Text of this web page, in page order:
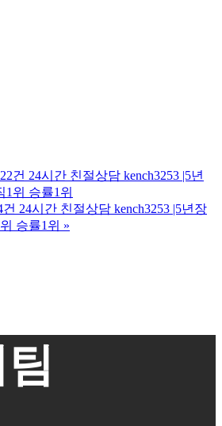
건 24시간 친절상담 kench3253 |5년
위 승률1위
24시간 친절상담 kench3253 |5년장
승률1위 »